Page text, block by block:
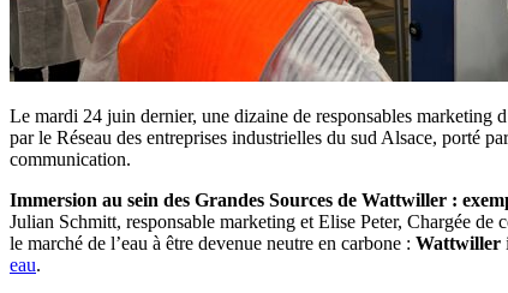
Le mardi 24 juin dernier, une dizaine de responsables marketing
par le Réseau des entreprises industrielles du sud Alsace, porté
communication.
Immersion au sein des Grandes Sources de Wattwiller :
Julian Schmitt, responsable marketing et Elise Peter, Chargée
le marché de l’eau à être devenue neutre en carbone : Wattwiller
eau.